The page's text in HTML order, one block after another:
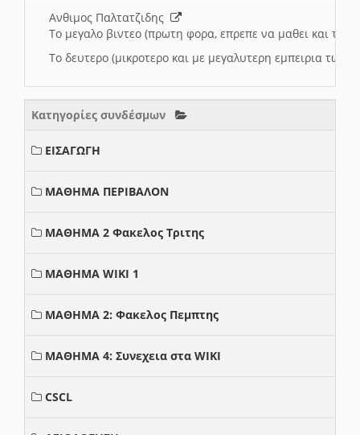
Ανθιμος Παλτατζιδης
Το μεγαλο βιντεο (πρωτη φορα, επρεπε να μαθει και το
Το δευτερο (μικροτερο και με μεγαλυτερη εμπειρια
Κατηγορίες συνδέσμων
ΕΙΣΑΓΩΓΗ
ΜΑΘΗΜΑ ΠΕΡΙΒΑΛΟΝ
ΜΑΘΗΜΑ 2 Φακελος Τριτης
ΜΑΘΗΜΑ WIKI 1
ΜΑΘΗΜΑ 2: Φακελος Πεμπτης
ΜΑΘΗΜΑ 4: Συνεχεια στα WIKI
CSCL